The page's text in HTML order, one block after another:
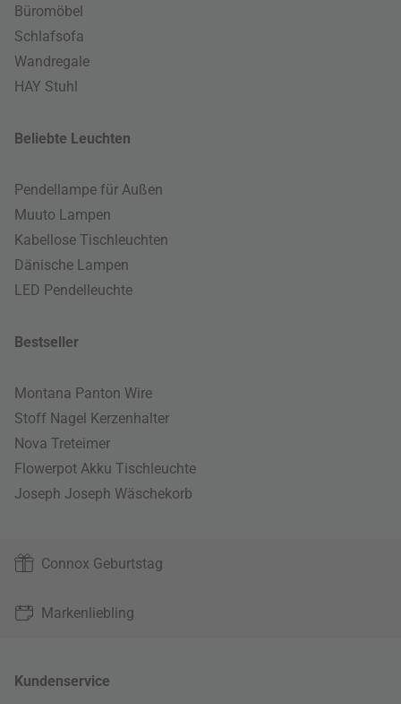
Büromöbel
Schlafsofa
Wandregale
HAY Stuhl
Beliebte Leuchten
Pendellampe für Außen
Muuto Lampen
Kabellose Tischleuchten
Dänische Lampen
LED Pendelleuchte
Bestseller
Montana Panton Wire
Stoff Nagel Kerzenhalter
Nova Treteimer
Flowerpot Akku Tischleuchte
Joseph Joseph Wäschekorb
Connox Geburtstag
Markenliebling
Kundenservice